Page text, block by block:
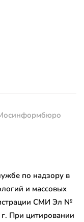
по надзору в
и массовых
СМИ Эл №
При цитировании